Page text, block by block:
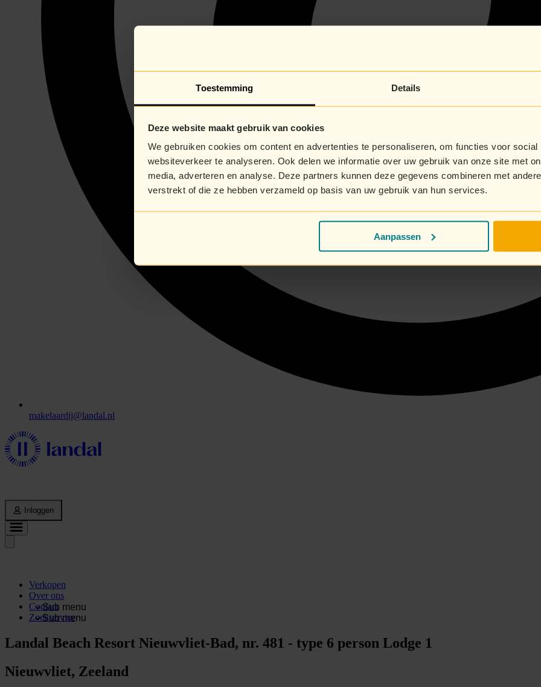
Toestemming Details
Deze website maakt gebruik van cookies
We gebruiken cookies om content en advertenties te personaliseren, om functies voor
websiteverkeer te analyseren. Ook delen we informatie over uw gebruik van onze site met
media, adverteren en analyse. Deze partners kunnen deze gegevens combineren met
verstrekt of die ze hebben verzameld op basis van uw gebruik van hun services.
Aanpassen
makelaardij@landal.nl
Inloggen
Verkopen
Over ons
Sub menu
Contact
Sub menu
Zoekservice
Landal Beach Resort Nieuwvliet-Bad, nr. 481 - type 6 person Lodge 1
Nieuwvliet, Zeeland